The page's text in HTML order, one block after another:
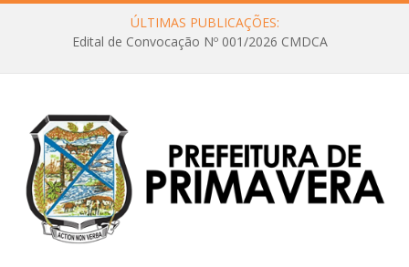
ÚLTIMAS PUBLICAÇÕES:
Edital de Convocação Nº 001/2026 CMDCA